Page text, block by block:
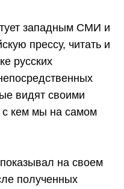
западным СМИ и
прессу, читать и
русских
видят своими
с кем мы на самом
на своем
полученных